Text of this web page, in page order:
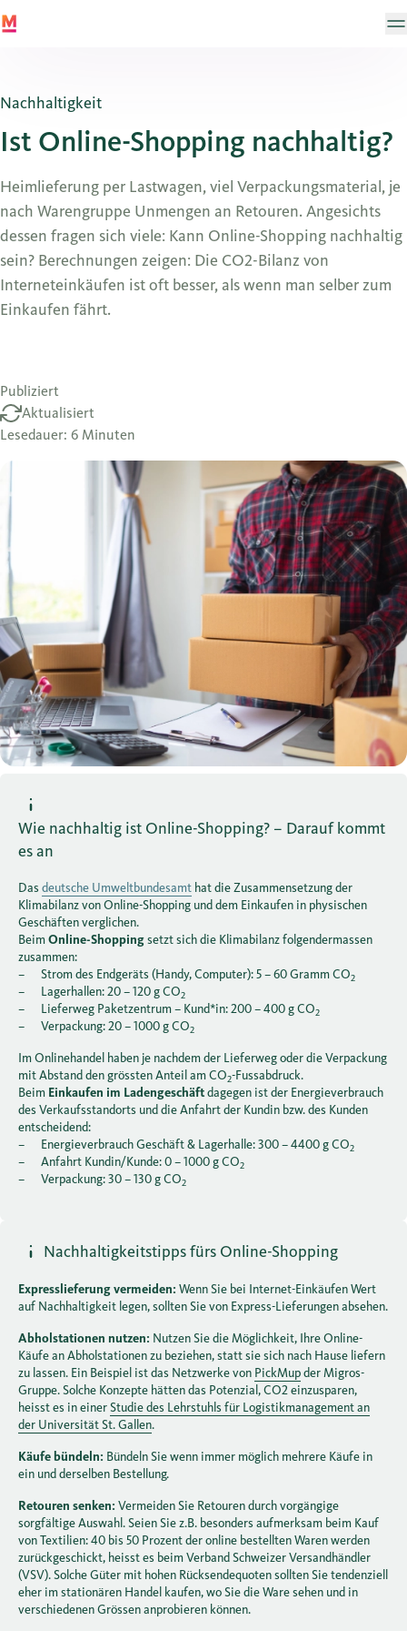
Nachhaltigkeit
Ist Online-Shopping nachhaltig?
Heimlieferung per Lastwagen, viel Verpackungsmaterial, je
nach Warengruppe Unmengen an Retouren. Angesichts
dessen fragen sich viele: Kann Online-Shopping nachhaltig
sein? Berechnungen zeigen: Die CO2-Bilanz von
Interneteinkäufen ist oft besser, als wenn man selber zum
Einkaufen fährt.
Publiziert
Aktualisiert
Lesedauer: 6 Minuten
Wie nachhaltig ist Online-Shopping? – Darauf kommt
es an
Das deutsche Umweltbundesamt hat die Zusammensetzung der
Klimabilanz von Online-Shopping und dem Einkaufen in physischen
Geschäften verglichen.
BeimOnline-Shoppingsetzt sich die Klimabilanz folgendermassen
zusammen:
– Strom des Endgeräts (Handy, Computer): 5 – 60 Gramm CO2
– Lagerhallen: 20 – 120 g CO2
– Lieferweg Paketzentrum – Kund*in: 200 – 400 g CO2
– Verpackung: 20 – 1000 g CO2
Im Onlinehandel haben je nachdem der Lieferweg oder die Verpackung
mit Abstand den grössten Anteil am CO2-Fussabdruck.
Beim Einkaufen im Ladengeschäftdagegen ist der Energieverbrauch
des Verkaufsstandorts und die Anfahrt der Kundin bzw. des Kunden
entscheidend:
– Energieverbrauch Geschäft & Lagerhalle: 300 – 4400 g CO2
– Anfahrt Kundin/Kunde: 0 – 1000 g CO2
– Verpackung: 30 – 130 g CO2
Nachhaltigkeitstipps fürs Online-Shopping
Expresslieferung vermeiden: Wenn Sie bei Internet-Einkäufen Wert
auf Nachhaltigkeit legen, sollten Sie von Express-Lieferungen absehen.
Abholstationen nutzen: Nutzen Sie die Möglichkeit, Ihre Online-
Käufe an Abholstationen zu beziehen, statt sie sich nach Hause liefern
zu lassen. Ein Beispiel ist das Netzwerke von PickMupder Migros-
Gruppe. Solche Konzepte hätten das Potenzial, CO2 einzusparen,
heisst es in einerStudie des Lehrstuhls für Logistikmanagement an
der Universität St. Gallen.
Käufe bündeln: Bündeln Sie wenn immer möglich mehrere Käufe in
ein und derselben Bestellung.
Retouren senken: Vermeiden Sie Retouren durch vorgängige
sorgfältige Auswahl. Seien Sie z.B. besonders aufmerksam beim Kauf
von Textilien: 40 bis 50 Prozent der online bestellten Waren werden
zurückgeschickt, heisst es beim Verband Schweizer Versandhändler
(VSV). Solche Güter mit hohen Rücksendequoten sollten Sie tendenziell
eher im stationären Handel kaufen, wo Sie die Ware sehen und in
verschiedenen Grössen anprobieren können.